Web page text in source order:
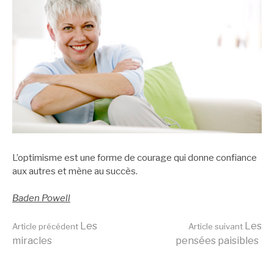
L’optimisme est une forme de courage qui donne confiance
aux autres et mène au succès.
Baden Powell
Lire
Article précédent Les
miracles
Article suivant Les
pensées paisibles